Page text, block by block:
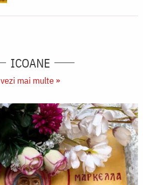
ICOANE
vezi mai multe »